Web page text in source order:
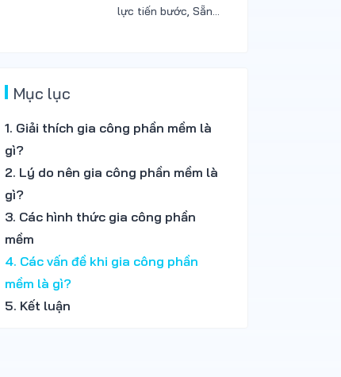
lực tiến bước, Sẵn
Mục lục
1. Giải thích gia công phần mềm là
gì?
2. Lý do nên gia công phần mềm là
gì?
3. Các hình thức gia công phần
mềm
4. Các vấn đề khi gia công phần
mềm là gì?
5. Kết luận